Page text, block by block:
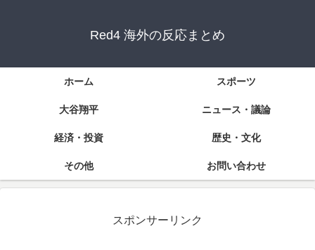
Red4 海外の反応まとめ
ホーム スポーツ
大谷翔平 ニュース・議論
経済・投資 歴史・文化
その他 お問い合わせ
スポンサーリンク